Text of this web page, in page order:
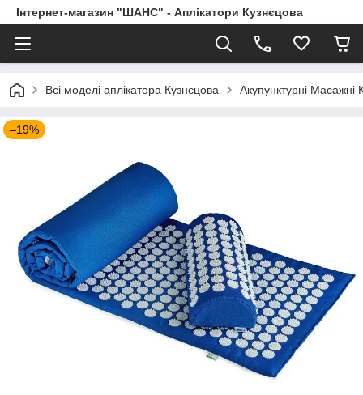
Інтернет-магазин "ШАНС" - Аплікатори Кузнєцова
Всі моделі аплікатора Кузнєцова Акупунктурні Масажні
–19%